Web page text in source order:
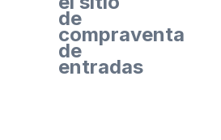
de
compraventa
de
entradas